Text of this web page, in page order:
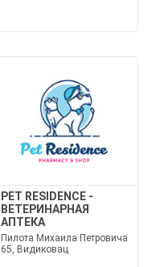
PET RESIDENCE -
ВЕТЕРИНАРНАЯ
АПТЕКА
Пилота Михаила Петровича
65, Видиковац